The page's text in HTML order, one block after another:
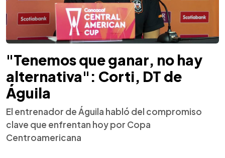
"Tenemos que ganar, no hay
alternativa": Corti, DT de
Águila
El entrenador de Águila habló del compromiso
clave que enfrentan hoy por Copa
Centroamericana